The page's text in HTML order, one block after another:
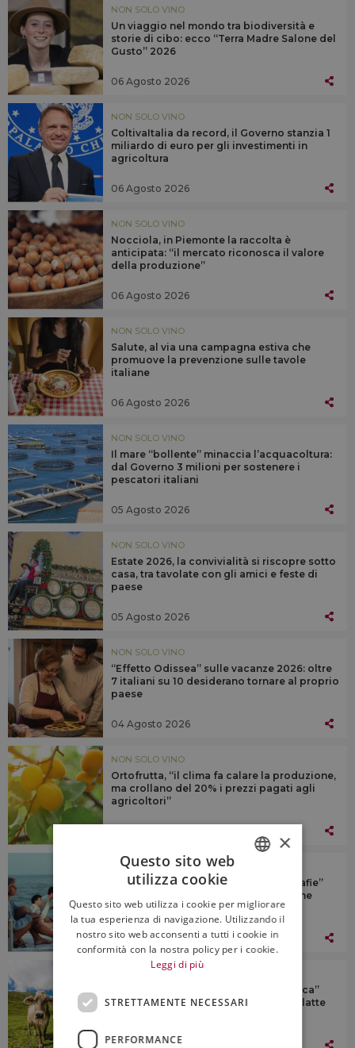
NON SOLO VINO
Un viaggio nel mondo tra biodiversità e
storie di cibo: ecco “Terra Madre Salone del
Gusto” 2026
06 Agosto 2026
NON SOLO VINO
ColtivaItalia da record, il Governo stanzia 1
miliardo di euro per gli investimenti in
agricoltura
06 Agosto 2026
NON SOLO VINO
Nocciola, in Piemonte la raccolta è
anticipata: “il mercato riconosca il valore
della produzione”
06 Agosto 2026
NON SOLO VINO
Salute, al via una campagna estiva che
promuove la prevenzione sulle tavole
italiane
06 Agosto 2026
NON SOLO VINO
Il mare “bollente” minaccia l’acquacoltura:
dal Governo 3 milioni per sostenere i
pescatori italiani
05 Agosto 2026
NON SOLO VINO
Estate 2026, la convivialità si riscopre sotto
casa, tra tavolate con gli amici e feste di
paese
05 Agosto 2026
NON SOLO VINO
“Effetto Odissea” sulle vacanze 2026: oltre
7 italiani su 10 desiderano tornare al proprio
paese
04 Agosto 2026
NON SOLO VINO
Ortofrutta, “il clima fa calare la produzione,
ma crollano del 20% i prezzi pagati agli
agricoltori”
NON SOLO VINO
L’estate 2026 a tavola tra le “scenografie”
del Freakfood e i grandi classici, anche
nostalgici
04 Agosto 2026
NON SOLO VINO
Confcooperative: il gran caldo “soffoca”
anche gli allevamenti, produzione di latte
04 Agosto 2026
ENGLISH
×
Questo sito web
utilizza cookie
Questo sito web utilizza i cookie per migliorare
la tua esperienza di navigazione. Utilizzando il
nostro sito web acconsenti a tutti i cookie in
conformità con la nostra policy per i cookie.
Leggi di più
STRETTAMENTE NECESSARI
PERFORMANCE